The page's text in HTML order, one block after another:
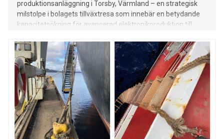
produktionsanläggning i Torsby, Värmland – en strategisk
milstolpe i bolagets tillväxtresa som innebär en betydande
kapacitetsökning för avancerad elektronikproduktion till